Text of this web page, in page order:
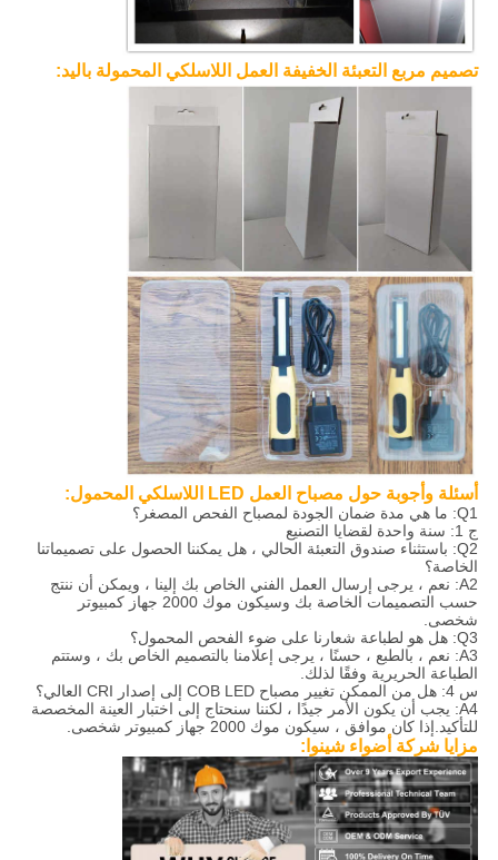
تصميم مربع التعبئة الخفيفة العمل اللاسلكي المحمولة باليد:
أسئلة وأجوبة حول مصباح العمل LED اللاسلكي المحمول:
Q1: ما هي مدة ضمان الجودة لمصباح الفحص المصغر؟
ج 1: سنة واحدة لقضايا التصنيع
Q2: باستثناء صندوق التعبئة الحالي ، هل يمكننا الحصول على تصميماتنا
الخاصة؟
A2: نعم ، يرجى إرسال العمل الفني الخاص بك إلينا ، ويمكن أن ننتج
حسب التصميمات الخاصة بك وسيكون موك 2000 جهاز كمبيوتر
شخصى.
Q3: هل هو لطباعة شعارنا على ضوء الفحص المحمول؟
A3: نعم ، بالطبع ، حسنًا ، يرجى إعلامنا بالتصميم الخاص بك ، وستتم
الطباعة الحريرية وفقًا لذلك.
س 4: هل من الممكن تغيير مصباح COB LED إلى إصدار CRI العالي؟
A4: يجب أن يكون الأمر جيدًا ، لكننا سنحتاج إلى اختبار العينة المخصصة
للتأكيد.إذا كان موافق ، سيكون موك 2000 جهاز كمبيوتر شخصى.
مزايا شركة أضواء شينوا: